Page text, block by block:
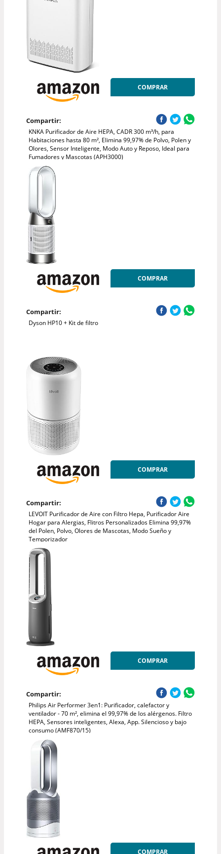
COMPRAR
Compartir:
KNKA Purificador de Aire HEPA, CADR 300 m³/h, para
Habitaciones hasta 80 m², Elimina 99,97% de Polvo, Polen y
Olores, Sensor Inteligente, Modo Auto y Reposo, Ideal para
Fumadores y Mascotas (APH3000)
COMPRAR
Compartir:
Dyson HP10 + Kit de filtro
COMPRAR
Compartir:
LEVOIT Purificador de Aire con Filtro Hepa, Purificador Aire
Hogar para Alergias, Flitros Personalizados Elimina 99,97%
del Polen, Polvo, Olores de Mascotas, Modo Sueño y
Temporizador
COMPRAR
Compartir:
Philips Air Performer 3en1: Purificador, calefactor y
ventilador - 70 m², elimina el 99,97% de los alérgenos. Filtro
HEPA, Sensores inteligentes, Alexa, App. Silencioso y bajo
consumo (AMF870/15)
COMPRAR